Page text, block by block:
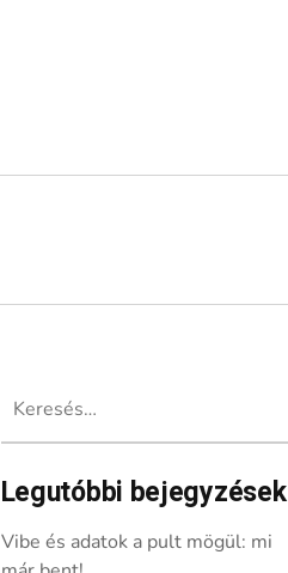
Legutóbbi bejegyzések
Vibe és adatok a pult mögül: mi